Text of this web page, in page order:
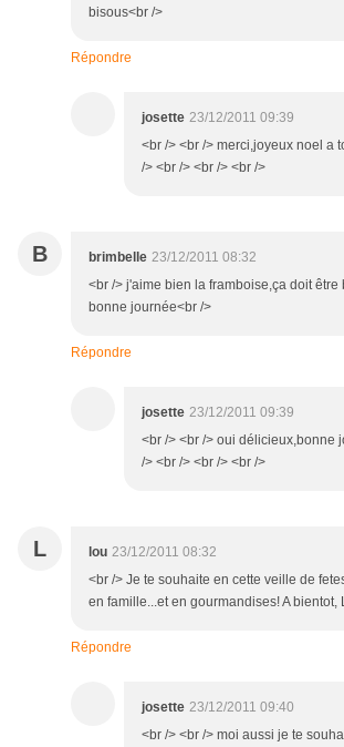
bisous<br />
Répondre
josette 23/12/2011 09:39
<br /> <br /> merci,joyeux noel a
/> <br /> <br /> <br />
B brimbelle 23/12/2011 08:32
<br /> j'aime bien la framboise,ça doit
bonne journée<br />
Répondre
josette 23/12/2011 09:39
<br /> <br /> oui délicieux,bonne
/> <br /> <br /> <br />
L lou 23/12/2011 08:32
<br /> Je te souhaite en cette veille de
en famille...et en gourmandises! A bientot,
Répondre
josette 23/12/2011 09:40
<br /> <br /> moi aussi je te